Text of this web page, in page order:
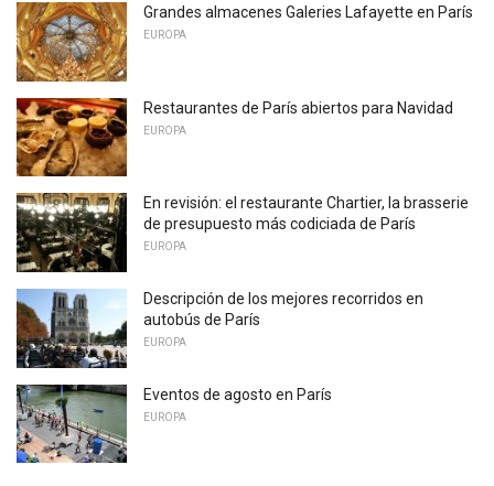
Grandes almacenes Galeries Lafayette en París
EUROPA
Restaurantes de París abiertos para Navidad
EUROPA
En revisión: el restaurante Chartier, la brasserie
de presupuesto más codiciada de París
EUROPA
Descripción de los mejores recorridos en
autobús de París
EUROPA
Eventos de agosto en París
EUROPA